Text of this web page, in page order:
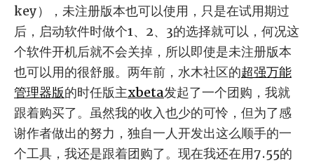
key），未注册版本也可以使用，只是在试用期过
后，启动软件时做个1、2、3的选择就可以，何况这
个软件开机后就不会关掉，所以即使是未注册版本
也可以用的很舒服。两年前，水木社区的超强万能
管理器版的时任版主xbeta发起了一个团购，我就
跟着购买了。虽然我的收入也少的可怜，但为了感
谢作者做出的努力，独自一人开发出这么顺手的一
个工具，我还是跟着团购了。现在我还在用7.55的